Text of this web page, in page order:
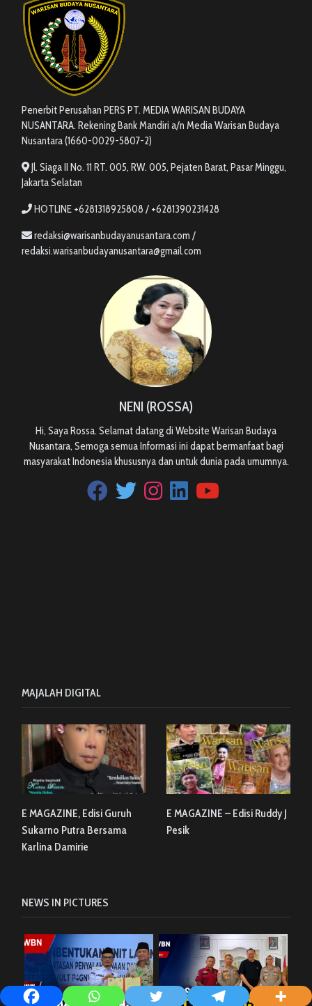
Penerbit Perusahan PERS PT. MEDIA WARISAN BUDAYA
NUSANTARA. Rekening Bank Mandiri a/n Media Warisan Budaya
Nusantara (1660-0029-5807-2)
Jl. Siaga II No. 11 RT. 005, RW. 005, Pejaten Barat, Pasar Minggu,
Jakarta Selatan
HOTLINE +6281318925808 / +6281390231428
redaksi@warisanbudayanusantara.com /
redaksi.warisanbudayanusantara@gmail.com
NENI (ROSSA)
Hi, Saya Rossa. Selamat datang di Website Warisan Budaya
Nusantara, Semoga semua Informasi ini dapat bermanfaat bagi
masyarakat Indonesia khususnya dan untuk dunia pada umumnya.
MAJALAH DIGITAL
E MAGAZINE, Edisi Guruh
Sukarno Putra Bersama
Karlina Damirie
E MAGAZINE – Edisi Ruddy J
Pesik
NEWS IN PICTURES